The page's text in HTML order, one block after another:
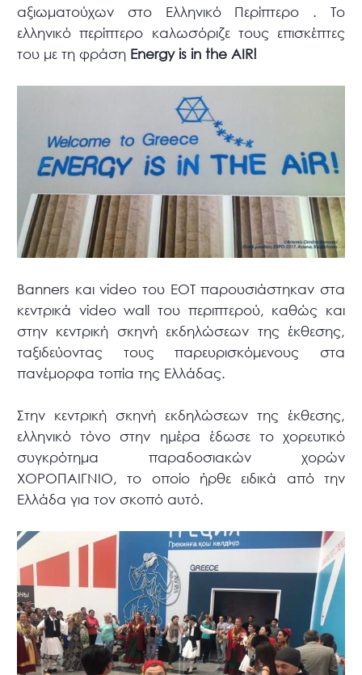
αξιωματούχων στο Ελληνικό Περίπτερο . Το
ελληνικό περίπτερο καλωσόριζε τους επισκέπτες
του με τη φράση Energy is in the AIR!
Banners και video του ΕΟΤ παρουσιάστηκαν στα
κεντρικά video wall του περιπτερού, καθώς και
στην κεντρική σκηνή εκδηλώσεων της έκθεσης,
ταξιδεύοντας τους παρευρισκόμενους στα
πανέμορφα τοπία της Ελλάδας.
Στην κεντρική σκηνή εκδηλώσεων της έκθεσης,
ελληνικό τόνο στην ημέρα έδωσε το χορευτικό
συγκρότημα παραδοσιακών χορών
ΧΟΡΟΠΑΙΓΝΙΟ, το οποίο ήρθε ειδικά από την
Ελλάδα για τον σκοπό αυτό.